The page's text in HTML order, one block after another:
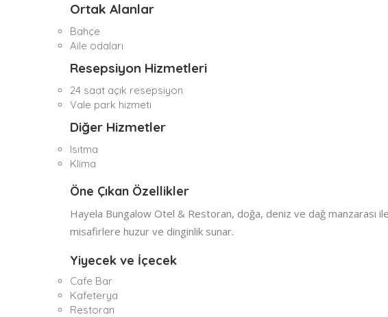
Ortak Alanlar
Bahçe
Aile odaları
Resepsiyon Hizmetleri
24 saat açık resepsiyon
Vale park hizmeti
Diğer Hizmetler
Isıtma
Klima
Öne Çıkan Özellikler
Hayela Bungalow Otel & Restoran, doğa, deniz ve dağ manzarası
misafirlere huzur ve dinginlik sunar.
Yiyecek ve İçecek
Cafe Bar
Kafeterya
Restoran